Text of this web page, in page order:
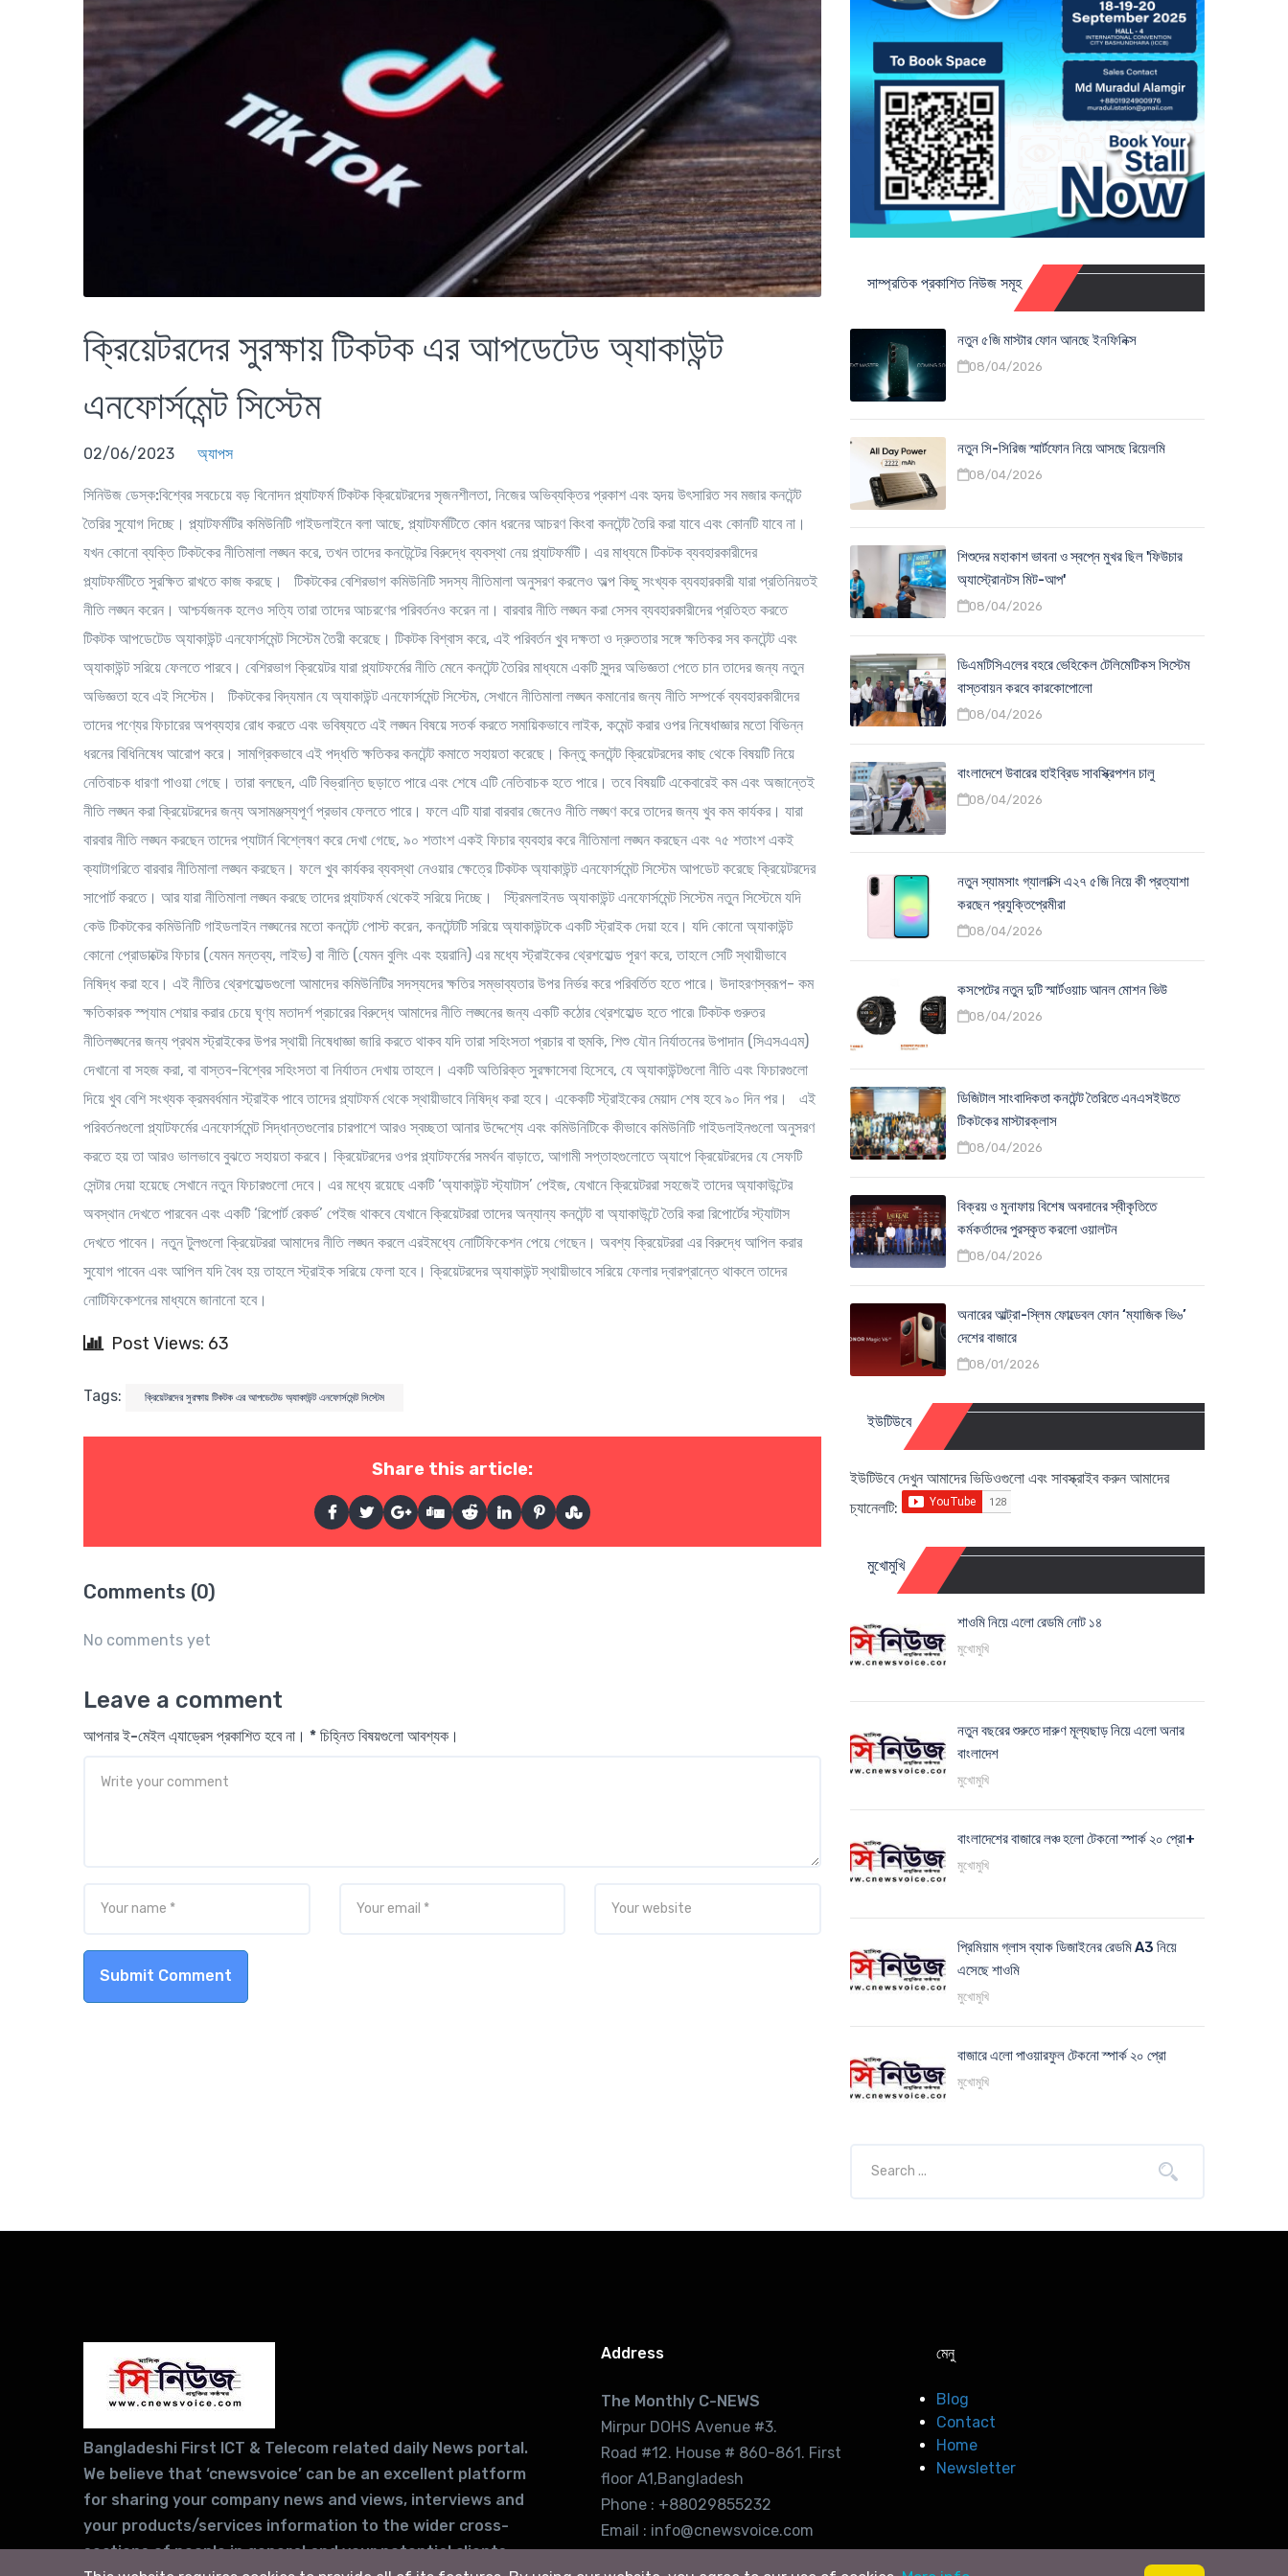
ক্রিয়েটরদের সুরক্ষায় টিকটক এর আপডেটেড অ্যাকাউন্ট
এনফোর্সমেন্ট সিস্টেম
02/06/2023 অ্যাপস
সিনিউজ ডেস্ক:বিশ্বের সবচেয়ে বড় বিনোদন প্ল্যাটফর্ম টিকটক ক্রিয়েটরদের সৃজনশীলতা, নিজের অভিব্যক্তির প্রকাশ এবং হৃদয় উৎসারিত সব মজার কনটেন্ট
তৈরির সুযোগ দিচ্ছে। প্ল্যাটফর্মটির কমিউনিটি গাইডলাইনে বলা আছে, প্ল্যাটফর্মটিতে কোন ধরনের আচরণ কিংবা কনটেন্ট তৈরি করা যাবে এবং কোনটি যাবে না।
যখন কোনো ব্যক্তি টিকটকের নীতিমালা লঙ্ঘন করে, তখন তাদের কনটেন্টের বিরুদ্ধে ব্যবস্থা নেয় প্ল্যাটফর্মটি। এর মাধ্যমে টিকটক ব্যবহারকারীদের
প্ল্যাটফর্মটিতে সুরক্ষিত রাখতে কাজ করছে। টিকটকের বেশিরভাগ কমিউনিটি সদস্য নীতিমালা অনুসরণ করলেও অল্প কিছু সংখ্যক ব্যবহারকারী যারা প্রতিনিয়তই
নীতি লঙ্ঘন করেন। আশ্চর্যজনক হলেও সত্যি তারা তাদের আচরণের পরিবর্তনও করেন না। বারবার নীতি লঙ্ঘন করা সেসব ব্যবহারকারীদের প্রতিহত করতে
টিকটক আপডেটেড অ্যাকাউন্ট এনফোর্সমেন্ট সিস্টেম তৈরী করেছে। টিকটক বিশ্বাস করে, এই পরিবর্তন খুব দক্ষতা ও দ্রুততার সঙ্গে ক্ষতিকর সব কনটেন্ট এবং
অ্যাকাউন্ট সরিয়ে ফেলতে পারবে। বেশিরভাগ ক্রিয়েটর যারা প্ল্যাটফর্মের নীতি মেনে কনটেন্ট তৈরির মাধ্যমে একটি সুন্দর অভিজ্ঞতা পেতে চান তাদের জন্য নতুন
অভিজ্ঞতা হবে এই সিস্টেম। টিকটকের বিদ্যমান যে অ্যাকাউন্ট এনফোর্সমেন্ট সিস্টেম, সেখানে নীতিমালা লঙ্ঘন কমানোর জন্য নীতি সম্পর্কে ব্যবহারকারীদের
তাদের পণ্যের ফিচারের অপব্যহার রোধ করতে এবং ভবিষ্যতে এই লঙ্ঘন বিষয়ে সতর্ক করতে সমায়িকভাবে লাইক, কমেন্ট করার ওপর নিষেধাজ্ঞার মতো বিভিন্ন
ধরনের বিধিনিষেধ আরোপ করে। সামগ্রিকভাবে এই পদ্ধতি ক্ষতিকর কনটেন্ট কমাতে সহায়তা করেছে। কিন্তু কনটেন্ট ক্রিয়েটরদের কাছ থেকে বিষয়টি নিয়ে
নেতিবাচক ধারণা পাওয়া গেছে। তারা বলছেন, এটি বিভ্রান্তি ছড়াতে পারে এবং শেষে এটি নেতিবাচক হতে পারে। তবে বিষয়টি একেবারেই কম এবং অজান্তেই
নীতি লঙ্ঘন করা ক্রিয়েটরদের জন্য অসামঞ্জস্যপূর্ণ প্রভাব ফেলতে পারে। ফলে এটি যারা বারবার জেনেও নীতি লঙ্ঘণ করে তাদের জন্য খুব কম কার্যকর। যারা
বারবার নীতি লঙ্ঘন করছেন তাদের প্যাটার্ন বিশ্লেষণ করে দেখা গেছে, ৯০ শতাংশ একই ফিচার ব্যবহার করে নীতিমালা লঙ্ঘন করছেন এবং ৭৫ শতাংশ একই
ক্যাটাগরিতে বারবার নীতিমালা লঙ্ঘন করছেন। ফলে খুব কার্যকর ব্যবস্থা নেওয়ার ক্ষেত্রে টিকটক অ্যাকাউন্ট এনফোর্সমেন্ট সিস্টেম আপডেট করেছে ক্রিয়েটরদের
সাপোর্ট করতে। আর যারা নীতিমালা লঙ্ঘন করছে তাদের প্ল্যাটফর্ম থেকেই সরিয়ে দিচ্ছে। স্ট্রিমলাইনড অ্যাকাউন্ট এনফোর্সমেন্ট সিস্টেম নতুন সিস্টেমে যদি
কেউ টিকটকের কমিউনিটি গাইডলাইন লঙ্ঘনের মতো কনটেন্ট পোস্ট করেন, কনটেন্টটি সরিয়ে অ্যাকাউন্টকে একটি স্ট্রাইক দেয়া হবে। যদি কোনো অ্যাকাউন্ট
কোনো প্রোডাক্টের ফিচার (যেমন মন্তব্য, লাইভ) বা নীতি (যেমন বুলিং এবং হয়রানি) এর মধ্যে স্ট্রাইকের থ্রেশহোল্ড পূরণ করে, তাহলে সেটি স্থায়ীভাবে
নিষিদ্ধ করা হবে। এই নীতির থ্রেশহোল্ডগুলো আমাদের কমিউনিটির সদস্যদের ক্ষতির সম্ভাব্যতার উপর নির্ভর করে পরিবর্তিত হতে পারে। উদাহরণস্বরূপ- কম
ক্ষতিকারক স্প্যাম শেয়ার করার চেয়ে ঘৃণ্য মতাদর্শ প্রচারের বিরুদ্ধে আমাদের নীতি লঙ্ঘনের জন্য একটি কঠোর থ্রেশহোল্ড হতে পারে৷ টিকটক গুরুতর
নীতিলঙ্ঘনের জন্য প্রথম স্ট্রাইকের উপর স্থায়ী নিষেধাজ্ঞা জারি করতে থাকব যদি তারা সহিংসতা প্রচার বা হুমকি, শিশু যৌন নির্যাতনের উপাদান (সিএসএএম)
দেখানো বা সহজ করা, বা বাস্তব-বিশ্বের সহিংসতা বা নির্যাতন দেখায় তাহলে। একটি অতিরিক্ত সুরক্ষাসেবা হিসেবে, যে অ্যাকাউন্টগুলো নীতি এবং ফিচারগুলো
দিয়ে খুব বেশি সংখ্যক ক্রমবর্ধমান স্ট্রাইক পাবে তাদের প্ল্যাটফর্ম থেকে স্থায়ীভাবে নিষিদ্ধ করা হবে। একেকটি স্ট্রাইকের মেয়াদ শেষ হবে ৯০ দিন পর। এই
পরিবর্তনগুলো প্ল্যাটফর্মের এনফোর্সমেন্ট সিদ্ধান্তগুলোর চারপাশে আরও স্বচ্ছতা আনার উদ্দেশ্যে এবং কমিউনিটিকে কীভাবে কমিউনিটি গাইডলাইনগুলো অনুসরণ
করতে হয় তা আরও ভালভাবে বুঝতে সহায়তা করবে। ক্রিয়েটরদের ওপর প্ল্যাটফর্মের সমর্থন বাড়াতে, আগামী সপ্তাহগুলোতে অ্যাপে ক্রিয়েটরদের যে সেফটি
সেন্টার দেয়া হয়েছে সেখানে নতুন ফিচারগুলো দেবে। এর মধ্যে রয়েছে একটি ‘অ্যাকাউন্ট স্ট্যাটাস’ পেইজ, যেখানে ক্রিয়েটররা সহজেই তাদের অ্যাকাউন্টের
অবস্থান দেখতে পারবেন এবং একটি ‘রিপোর্ট রেকর্ড’ পেইজ থাকবে যেখানে ক্রিয়েটররা তাদের অন্যান্য কনটেন্ট বা অ্যাকাউন্টে তৈরি করা রিপোর্টের স্ট্যাটাস
দেখতে পাবেন। নতুন টুলগুলো ক্রিয়েটররা আমাদের নীতি লঙ্ঘন করলে এরইমধ্যে নোটিফিকেশন পেয়ে গেছেন। অবশ্য ক্রিয়েটররা এর বিরুদ্ধে আপিল করার
সুযোগ পাবেন এবং আপিল যদি বৈধ হয় তাহলে স্ট্রাইক সরিয়ে ফেলা হবে। ক্রিয়েটরদের অ্যাকাউন্ট স্থায়ীভাবে সরিয়ে ফেলার দ্বারপ্রান্তে থাকলে তাদের
নোটিফিকেশনের মাধ্যমে জানানো হবে।
Post Views: 63
Tags: ক্রিয়েটরদের সুরক্ষায় টিকটক এর আপডেটেড অ্যাকাউন্ট এনফোর্সমেন্ট সিস্টেম
Share this article:
Comments (0)
No comments yet
Leave a comment
আপনার ই-মেইল এ্যাড্রেস প্রকাশিত হবে না। * চিহ্নিত বিষয়গুলো আবশ্যক।
Submit Comment
সাম্প্রতিক প্রকাশিত নিউজ সমূহ
নতুন ৫জি মাস্টার ফোন আনছে ইনফিনিক্স
08/04/2026
নতুন সি-সিরিজ স্মার্টফোন নিয়ে আসছে রিয়েলমি
08/04/2026
শিশুদের মহাকাশ ভাবনা ও স্বপ্নে মুখর ছিল 'ফিউচার
অ্যাস্ট্রোনটস মিট-আপ'
08/04/2026
ডিএমটিসিএলের বহরে ভেহিকেল টেলিমেটিকস সিস্টেম
বাস্তবায়ন করবে কারকোপোলো
08/04/2026
বাংলাদেশে উবারের হাইব্রিড সাবস্ক্রিপশন চালু
08/04/2026
নতুন স্যামসাং গ্যালাক্সি এ২৭ ৫জি নিয়ে কী প্রত্যাশা
করছেন প্রযুক্তিপ্রেমীরা
08/04/2026
কসপেটের নতুন দুটি স্মার্টওয়াচ আনল মোশন ভিউ
08/04/2026
ডিজিটাল সাংবাদিকতা কনটেন্ট তৈরিতে এনএসইউতে
টিকটকের মাস্টারক্লাস
08/04/2026
বিক্রয় ও মুনাফায় বিশেষ অবদানের স্বীকৃতিতে
কর্মকর্তাদের পুরস্কৃত করলো ওয়ালটন
08/04/2026
অনারের আল্ট্রা-স্লিম ফোল্ডেবল ফোন ‘ম্যাজিক ভি৬’
দেশের বাজারে
08/01/2026
ইউটিউবে
ইউটিউবে দেখুন আমাদের ভিডিওগুলো এবং সাবস্ক্রাইব করুন আমাদের
চ্যানেলটি:
মুখোমুখি
শাওমি নিয়ে এলো রেডমি নোট ১৪
মুখোমুখি
নতুন বছরের শুরুতে দারুণ মূল্যছাড় নিয়ে এলো অনার
বাংলাদেশ
মুখোমুখি
বাংলাদেশের বাজারে লঞ্চ হলো টেকনো স্পার্ক ২০ প্রো+
মুখোমুখি
প্রিমিয়াম গ্লাস ব্যাক ডিজাইনের রেডমি A3 নিয়ে
এসেছে শাওমি
মুখোমুখি
বাজারে এলো পাওয়ারফুল টেকনো স্পার্ক ২০ প্রো
মুখোমুখি
Bangladeshi First ICT & Telecom related daily News portal.
We believe that ‘cnewsvoice’ can be an excellent platform
for sharing your company news and views, interviews and
your products/services information to the wider cross-
sections of people in general and your potential clients
Address
The Monthly C-NEWS
Mirpur DOHS Avenue #3.
Road #12. House # 860-861. First
floor A1,Bangladesh
Phone : +88029855232
Email : info@cnewsvoice.com
মেনু
Blog
Contact
Home
Newsletter